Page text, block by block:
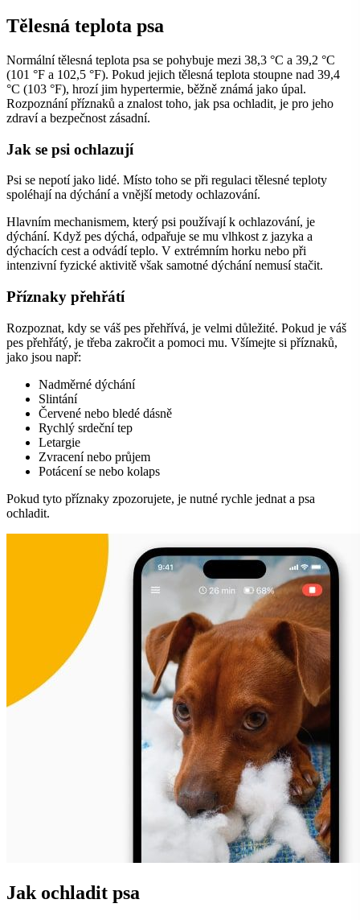
Tělesná teplota psa
Normální tělesná teplota psa se pohybuje mezi 38,3 °C a 39,2 °C
(101 °F a 102,5 °F). Pokud jejich tělesná teplota stoupne nad 39,4
°C (103 °F), hrozí jim hypertermie, běžně známá jako úpal.
Rozpoznání příznaků a znalost toho, jak psa ochladit, je pro jeho
zdraví a bezpečnost zásadní.
Jak se psi ochlazují
Psi se nepotí jako lidé. Místo toho se při regulaci tělesné teploty
spoléhají na dýchání a vnější metody ochlazování.
Hlavním mechanismem, který psi používají k ochlazování, je
dýchání. Když pes dýchá, odpařuje se mu vlhkost z jazyka a
dýchacích cest a odvádí teplo. V extrémním horku nebo při
intenzivní fyzické aktivitě však samotné dýchání nemusí stačit.
Příznaky přehřátí
Rozpoznat, kdy se váš pes přehřívá, je velmi důležité. Pokud je váš
pes přehřátý, je třeba zakročit a pomoci mu. Všímejte si příznaků,
jako jsou např:
Nadměrné dýchání
Slintání
Červené nebo bledé dásně
Rychlý srdeční tep
Letargie
Zvracení nebo průjem
Potácení se nebo kolaps
Pokud tyto příznaky zpozorujete, je nutné rychle jednat a psa
ochladit.
Jak ochladit psa